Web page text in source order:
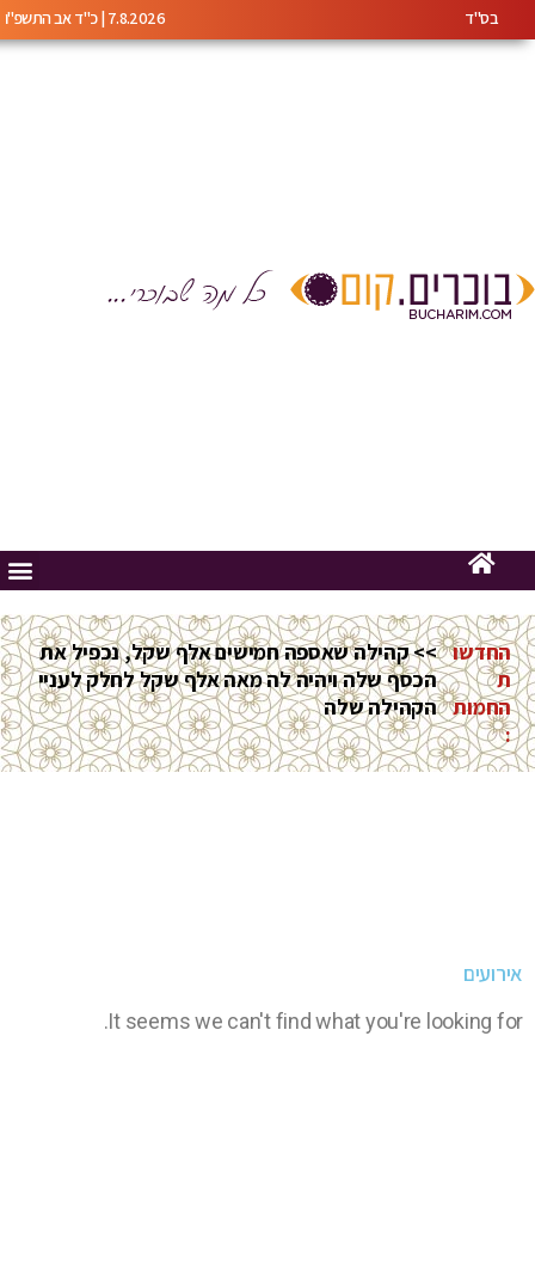
בס"ד 7.8.2026 | כ"ד אב התשפ"ו
החדשו
ת
החמות
:
>> קהילה שאספה חמישים אלף שקל, נכפיל את
הכסף שלה ויהיה לה מאה אלף שקל לחלק לעניי
הקהילה שלה
אירועים
It seems we can't find what you're looking for.